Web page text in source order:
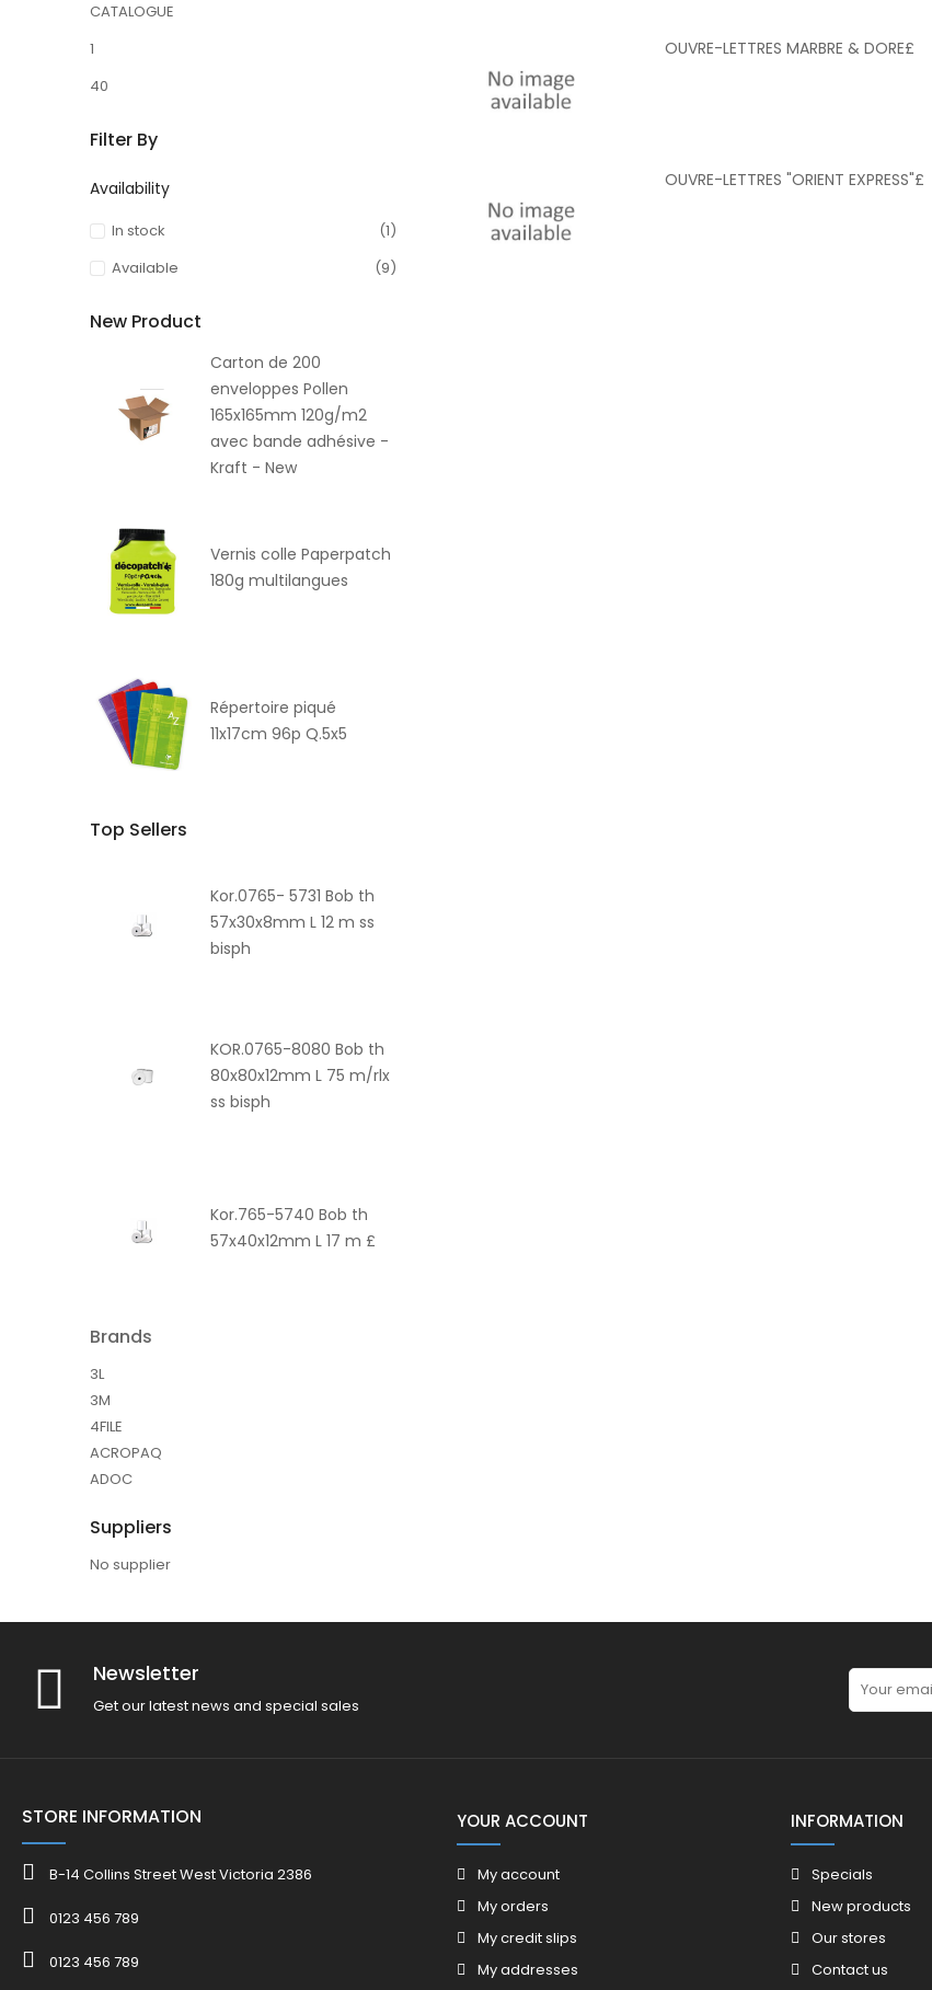
CATALOGUE
1
40
Filter By
Availability
In stock
(1)
Available
(9)
New Product
Carton de 200
enveloppes Pollen
165x165mm 120g/m2
avec bande adhésive -
Kraft - New
Vernis colle Paperpatch
180g multilangues
Répertoire piqué
11x17cm 96p Q.5x5
Top Sellers
Kor.0765- 5731 Bob th
57x30x8mm L 12 m ss
bisph
KOR.0765-8080 Bob th
80x80x12mm L 75 m/rlx
ss bisph
Kor.765-5740 Bob th
57x40x12mm L 17 m £
Brands
3L
3M
4FILE
ACROPAQ
ADOC
Suppliers
No supplier
OUVRE-LETTRES MARBRE & DORE£
OUVRE-LETTRES "ORIENT EXPRESS"£
Newsletter
Get our latest news and special sales
STORE INFORMATION
B-14 Collins Street West Victoria 2386
0123 456 789
0123 456 789
YOUR ACCOUNT
My account
My orders
My credit slips
My addresses
INFORMATION
Specials
New products
Our stores
Contact us